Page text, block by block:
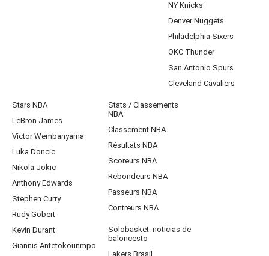
NY Knicks
Denver Nuggets
Philadelphia Sixers
OKC Thunder
San Antonio Spurs
Cleveland Cavaliers
Stars NBA
LeBron James
Victor Wembanyama
Luka Doncic
Nikola Jokic
Anthony Edwards
Stephen Curry
Rudy Gobert
Kevin Durant
Giannis Antetokounmpo
Stats / Classements
NBA
Classement NBA
Résultats NBA
Scoreurs NBA
Rebondeurs NBA
Passeurs NBA
Contreurs NBA
Solobasket: noticias de
baloncesto
Lakers Brasil